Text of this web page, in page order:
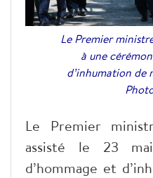
Le Premier
à une
d’inhumation de
Le Premier
assisté le 23
d’hommage et